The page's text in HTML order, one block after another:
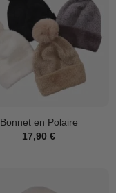
Bonnet en Polaire
17,90 €